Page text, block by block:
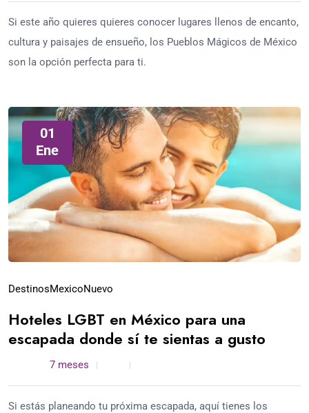
Si este año quieres quieres conocer lugares llenos de encanto,
cultura y paisajes de ensueño, los Pueblos Mágicos de México
son la opción perfecta para ti.
01
Ene
DestinosMexicoNuevo
Hoteles LGBT en México para una
escapada donde sí te sientas a gusto
7 meses
Si estás planeando tu próxima escapada, aquí tienes los